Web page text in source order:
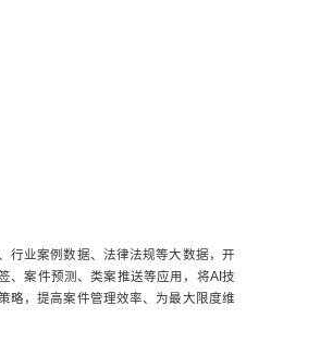
行业案例数据、法律法规等大数据，开
、案件预测、类案推送等应用，将AI技
略，提高案件管理效率、为最大限度维